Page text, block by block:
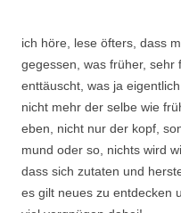
ich höre, lese öfters, dass
gegessen, was früher, sehr
enttäuscht, was ja
nicht mehr der selbe wie
eben, nicht nur der kopf,
mund oder so, nichts wird
dass sich zutaten und
es gilt neues zu entdecken